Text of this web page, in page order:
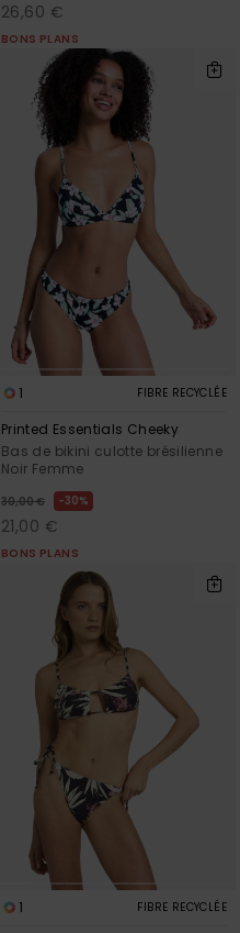
26,60 €
BONS PLANS
1 FIBRE RECYCLÉE
Printed Essentials Cheeky
Bas de bikini culotte brésilienne
Noir Femme
30,00 € 30%
21,00 €
BONS PLANS
1 FIBRE RECYCLÉE